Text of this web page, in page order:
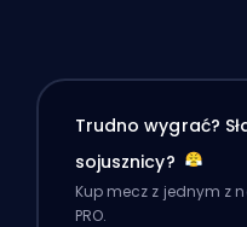
Trudno wygrać?
sojusznicy?
Kup mecz z jednym z
PRO.